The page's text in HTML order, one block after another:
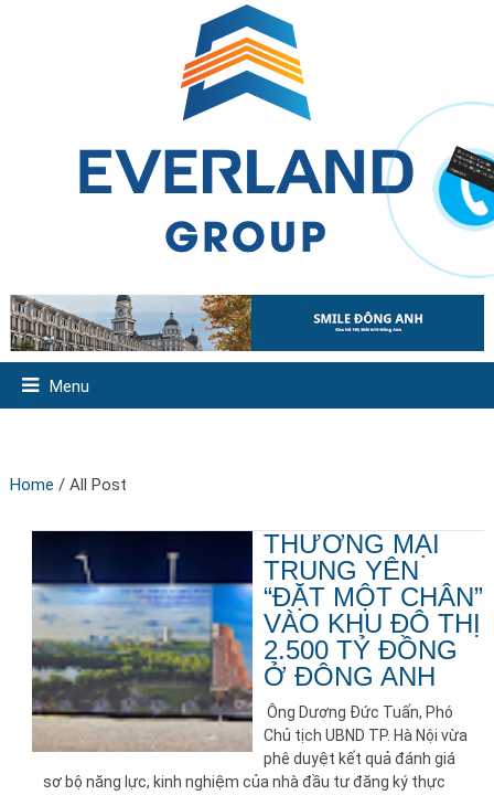
Menu
Home / All Post
THƯƠNG MẠI
TRUNG YÊN
“ĐẶT MỘT CHÂN”
VÀO KHU ĐÔ THỊ
2.500 TỶ ĐỒNG
Ở ĐÔNG ANH
Ông Dương Đức Tuấn, Phó
Chủ tịch UBND TP. Hà Nội vừa
phê duyệt kết quả đánh giá
sơ bộ năng lực, kinh nghiệm của nhà đầu tư đăng ký thực